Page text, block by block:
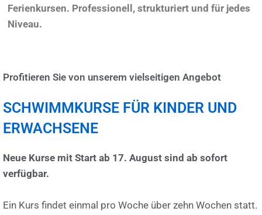
Ferienkursen. Professionell, strukturiert und für jedes
Niveau.
Profitieren Sie von unserem vielseitigen Angebot
SCHWIMMKURSE FÜR KINDER UND
ERWACHSENE
Neue Kurse mit Start ab 17. August sind ab sofort
verfügbar.
Ein Kurs findet einmal pro Woche über zehn Wochen statt.